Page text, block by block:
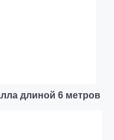
длиной 6 метров